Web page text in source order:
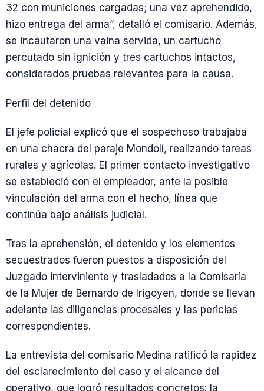
32 con municiones cargadas; una vez aprehendido,
hizo entrega del arma”, detalló el comisario. Además,
se incautaron una vaina servida, un cartucho
percutado sin ignición y tres cartuchos intactos,
considerados pruebas relevantes para la causa.
Perfil del detenido
El jefe policial explicó que el sospechoso trabajaba
en una chacra del paraje Mondolí, realizando tareas
rurales y agrícolas. El primer contacto investigativo
se estableció con el empleador, ante la posible
vinculación del arma con el hecho, línea que
continúa bajo análisis judicial.
Tras la aprehensión, el detenido y los elementos
secuestrados fueron puestos a disposición del
Juzgado interviniente y trasladados a la Comisaría
de la Mujer de Bernardo de Irigoyen, donde se llevan
adelante las diligencias procesales y las pericias
correspondientes.
La entrevista del comisario Medina ratificó la rapidez
del esclarecimiento del caso y el alcance del
operativo, que logró resultados concretos: la